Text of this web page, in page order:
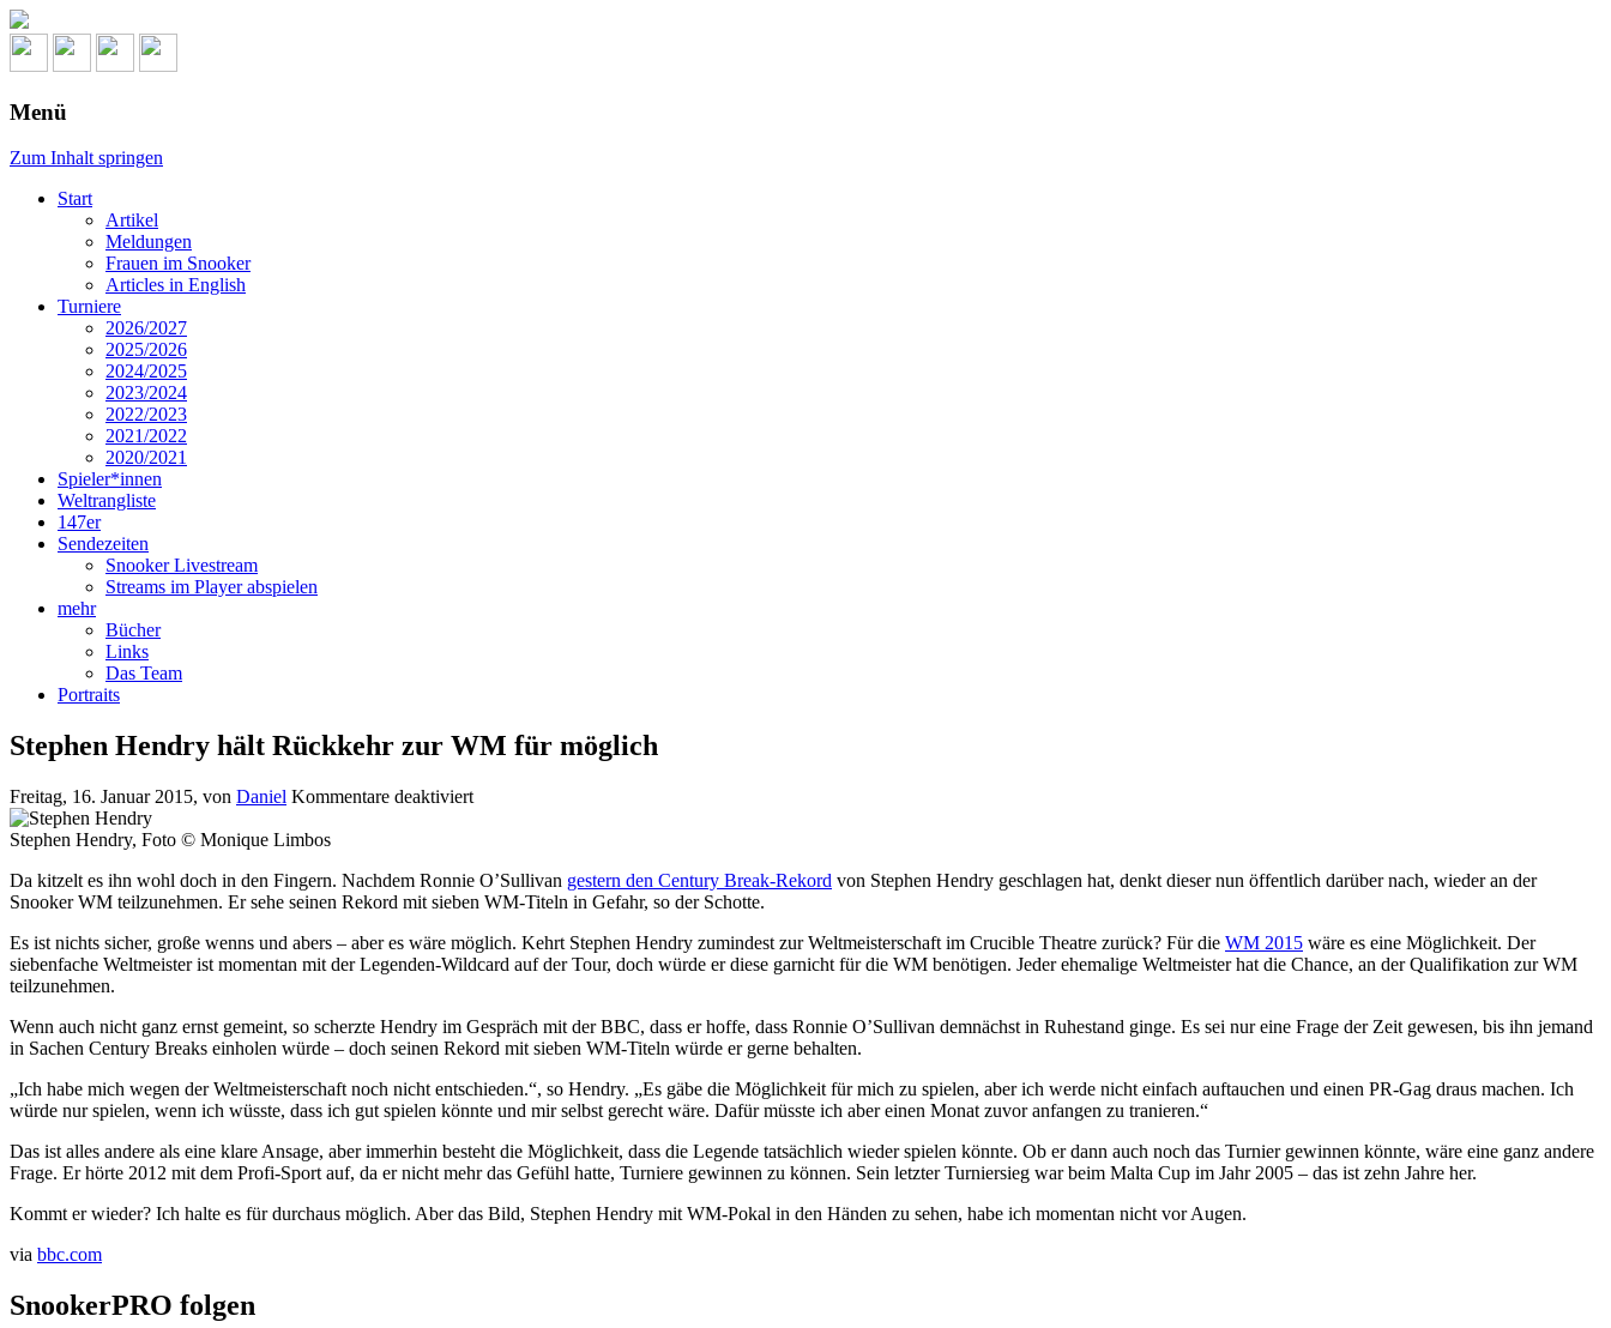
Menü
Zum Inhalt springen
Start
Artikel
Meldungen
Frauen im Snooker
Articles in English
Turniere
2026/2027
2025/2026
2024/2025
2023/2024
2022/2023
2021/2022
2020/2021
Spieler*innen
Weltrangliste
147er
Sendezeiten
Snooker Livestream
Streams im Player abspielen
mehr
Bücher
Links
Das Team
Portraits
Stephen Hendry hält Rückkehr zur WM für möglich
Freitag, 16. Januar 2015, von Daniel Kommentare deaktiviertfür
Rückkehr
zur
für
möglich
Stephen Hendry, Foto © Monique Limbos
Da kitzelt es ihn wohl doch in den Fingern. Nachdem Ronnie O’Sullivan gestern den Century Break-Rekord von Stephen Hendry geschlagen hat, denkt dieser nun öffentlich darüber nach, wieder an der
Snooker WM teilzunehmen. Er sehe seinen Rekord mit sieben WM-Titeln in Gefahr, so der Schotte.
Es ist nichts sicher, große wenns und abers – aber es wäre möglich. Kehrt Stephen Hendry zumindest zur Weltmeisterschaft im Crucible Theatre zurück? Für die WM 2015 wäre es eine Möglichkeit. Der
siebenfache Weltmeister ist momentan mit der Legenden-Wildcard auf der Tour, doch würde er diese garnicht für die WM benötigen. Jeder ehemalige Weltmeister hat die Chance, an der Qualifikation zur WM
teilzunehmen.
Wenn auch nicht ganz ernst gemeint, so scherzte Hendry im Gespräch mit der BBC, dass er hoffe, dass Ronnie O’Sullivan demnächst in Ruhestand ginge. Es sei nur eine Frage der Zeit gewesen, bis ihn jemand
in Sachen Century Breaks einholen würde – doch seinen Rekord mit sieben WM-Titeln würde er gerne behalten.
„Ich habe mich wegen der Weltmeisterschaft noch nicht entschieden.“, so Hendry. „Es gäbe die Möglichkeit für mich zu spielen, aber ich werde nicht einfach auftauchen und einen PR-Gag draus machen. Ich
würde nur spielen, wenn ich wüsste, dass ich gut spielen könnte und mir selbst gerecht wäre. Dafür müsste ich aber einen Monat zuvor anfangen zu tranieren.“
Das ist alles andere als eine klare Ansage, aber immerhin besteht die Möglichkeit, dass die Legende tatsächlich wieder spielen könnte. Ob er dann auch noch das Turnier gewinnen könnte, wäre eine ganz andere
Frage. Er hörte 2012 mit dem Profi-Sport auf, da er nicht mehr das Gefühl hatte, Turniere gewinnen zu können. Sein letzter Turniersieg war beim Malta Cup im Jahr 2005 – das ist zehn Jahre her.
Kommt er wieder? Ich halte es für durchaus möglich. Aber das Bild, Stephen Hendry mit WM-Pokal in den Händen zu sehen, habe ich momentan nicht vor Augen.
via bbc.com
SnookerPRO folgen